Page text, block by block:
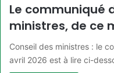
Le communiqué
ministres, de ce
Conseil des ministres : le
avril 2026 est à lire ci-